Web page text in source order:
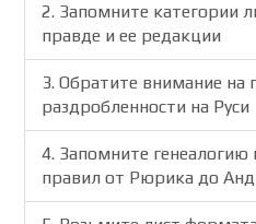
2. Запомните категории
правде и ее редакции
3. Обратите внимание на
раздробленности на Руси
4. Запомните генеалогию
правил от Рюрика до